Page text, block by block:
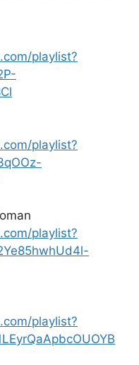
playlist?
playlist?
playlist?
playlist?